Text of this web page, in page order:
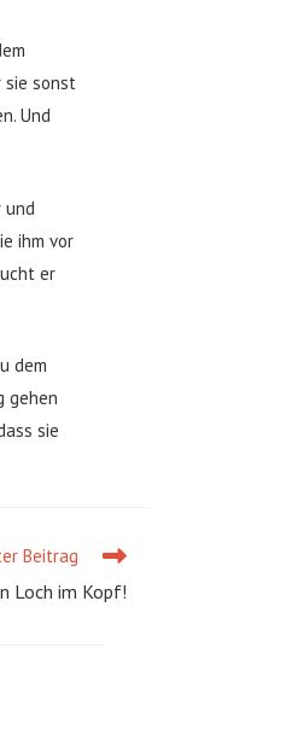
sie sonst
Und
und
ihm vor
er
dem
gehen
sie
Beitrag
Loch im Kopf!